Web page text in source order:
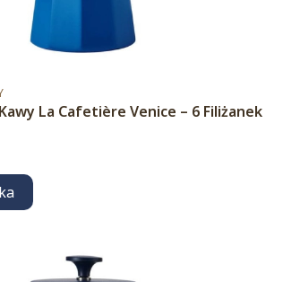
La Cafetière Venice – 6 Filiżanek